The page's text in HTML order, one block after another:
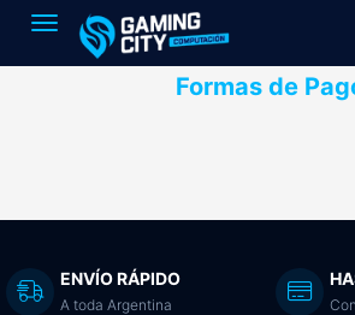
Toggle navigation
Formas de
ENVÍO RÁPIDO
A toda Argentina